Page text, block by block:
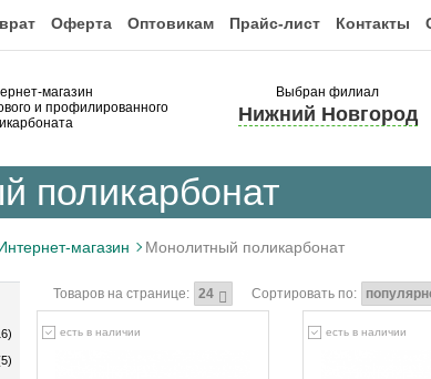
Оферта Оптовикам Прайс-лист Контакты
магазин
и профилированного
Выбран филиал
Нижний Новгород
поликарбонат
магазин Монолитный поликарбонат
Товаров на странице: Сортировать по:
есть в наличии есть в наличии